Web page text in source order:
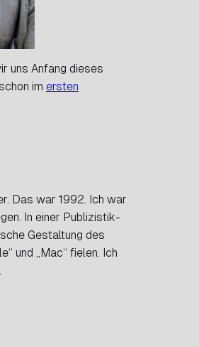
uns Anfang dieses
im ersten
Das war 1992. Ich war
In einer Publizistik-
Gestaltung des
und „Mac“ fielen. Ich